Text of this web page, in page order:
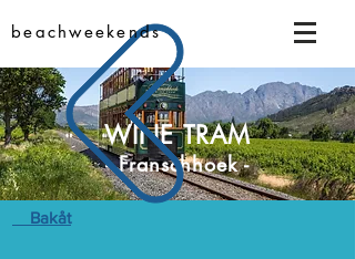
beachweekends
WINE TRAM
- Franschhoek -
Bakåt